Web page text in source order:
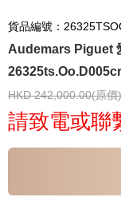
貨品編號：
Audemars Piguet
HKD 242,000.00(原價)
請致電或聯